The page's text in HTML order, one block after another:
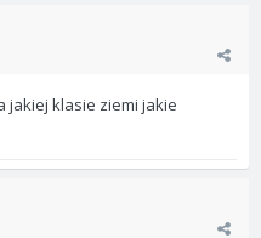
jakiej klasie ziemi jakie